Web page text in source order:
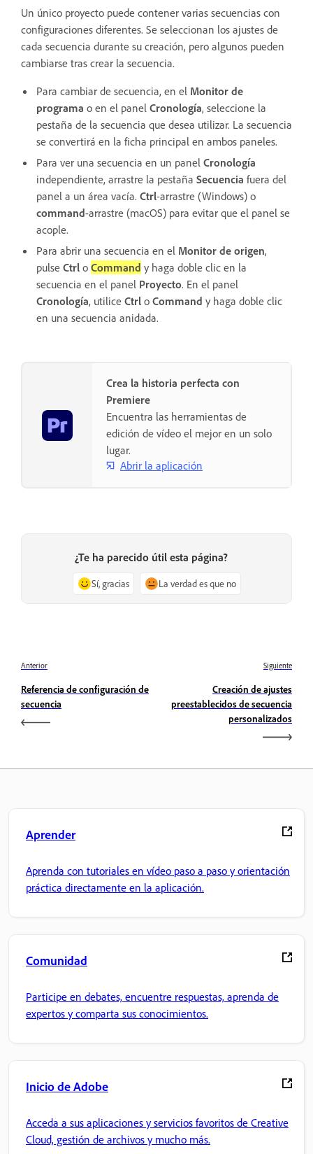
Un único proyecto puede contener varias secuencias con
configuraciones diferentes. Se seleccionan los ajustes de
cada secuencia durante su creación, pero algunos pueden
cambiarse tras crear la secuencia.
Para cambiar de secuencia, en el Monitor de
programa o en el panel Cronología, seleccione la
pestaña de la secuencia que desea utilizar. La secuencia
se convertirá en la ficha principal en ambos paneles.
Para ver una secuencia en un panel Cronología
independiente, arrastre la pestaña Secuencia fuera del
panel a un área vacía. Ctrl-arrastre (Windows) o
command-arrastre (macOS) para evitar que el panel se
acople.
Para abrir una secuencia en el Monitor de origen,
pulse Ctrl o Command y haga doble clic en la
secuencia en el panel Proyecto. En el panel
Cronología, utilice Ctrl o Command y haga doble clic
en una secuencia anidada.
Crea la historia perfecta con
Premiere
Encuentra las herramientas de
edición de vídeo el mejor en un solo
lugar.
Abrir la aplicación
¿Te ha parecido útil esta página?
Sí, gracias La verdad es que no
Anterior
Referencia de configuración de
secuencia
Siguiente
Creación de ajustes
preestablecidos de secuencia
personalizados
Aprender
Aprenda con tutoriales en vídeo paso a paso y orientación
práctica directamente en la aplicación.
Comunidad
Participe en debates, encuentre respuestas, aprenda de
expertos y comparta sus conocimientos.
Inicio de Adobe
Acceda a sus aplicaciones y servicios favoritos de Creative
Cloud, gestión de archivos y mucho más.